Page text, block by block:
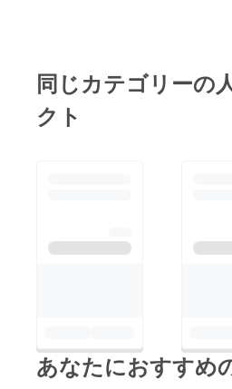
同じカテゴリーの
クト
あなたにおすすめ